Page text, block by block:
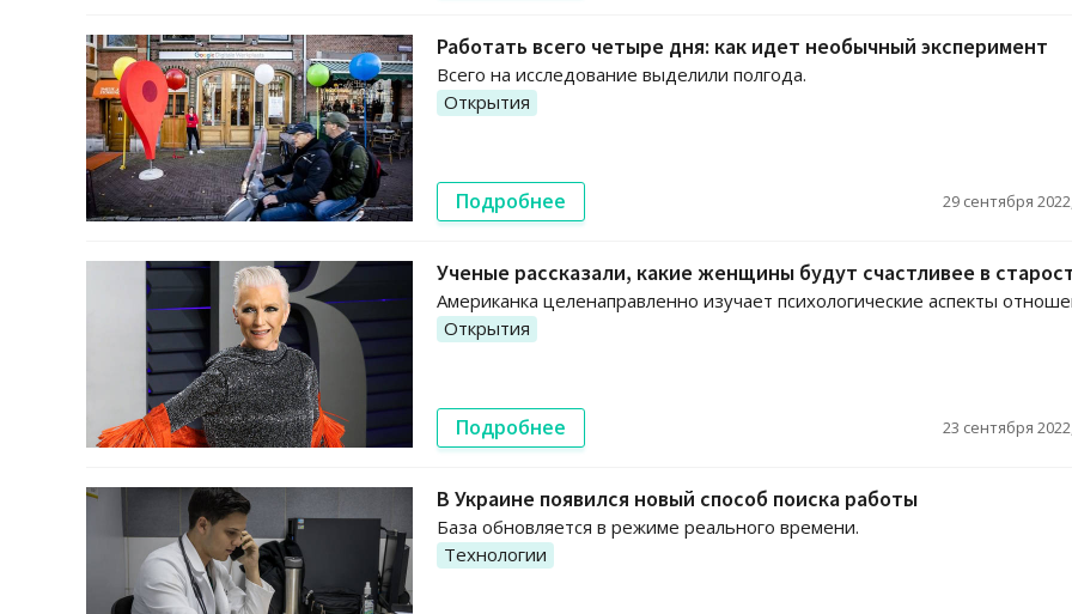
Работать всего четыре дня: как идет необычный эксперимент
Всего на исследование выделили полгода.
Открытия
Подробнее 29 сентября
Ученые рассказали, какие женщины будут счастливее в
Американка целенаправленно изучает психологические аспекты
Открытия
Подробнее 23 сентября
В Украине появился новый способ поиска работы
База обновляется в режиме реального времени.
Технологии